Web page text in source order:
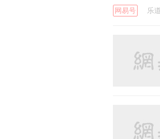
网易号 乐